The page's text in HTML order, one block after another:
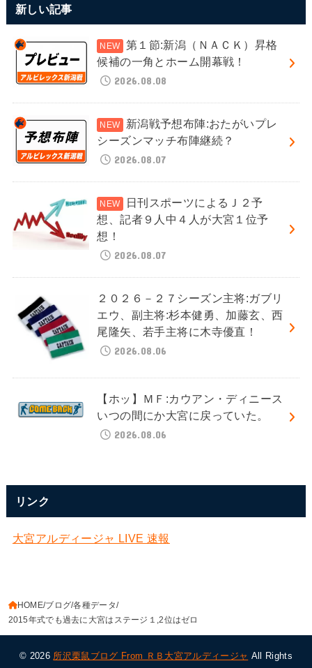
新しい記事
第１節:新潟（ＮＡＣＫ）昇格
候補の一角とホーム開幕戦！
2026.08.08
新潟戦予想布陣:おたがいプレ
シーズンマッチ布陣継続？
2026.08.07
日刊スポーツによるＪ２予
想、記者９人中４人が大宮１位予
想！
2026.08.07
２０２６－２７シーズン主将:ガブリ
エウ、副主将:杉本健勇、加藤玄、西
尾隆矢、若手主将に木寺優直！
2026.08.06
【ホッ】ＭＦ:カウアン・ディニース
いつの間にか大宮に戻っていた。
2026.08.06
リンク
大宮アルディージャ LIVE 速報
HOME ブログ 各種データ
2015年式でも過去に大宮はステージ１,2位はゼロ
© 2026 所沢栗鼠ブログ From ＲＢ大宮アルディージャ All Rights